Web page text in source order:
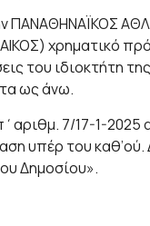
ΠΑΝΑΘΗΝΑΪΚΟΣ
χρηματικό
του ιδιοκτήτη
ως άνω.
7/17-1-
υπέρ του
Δημοσίου».